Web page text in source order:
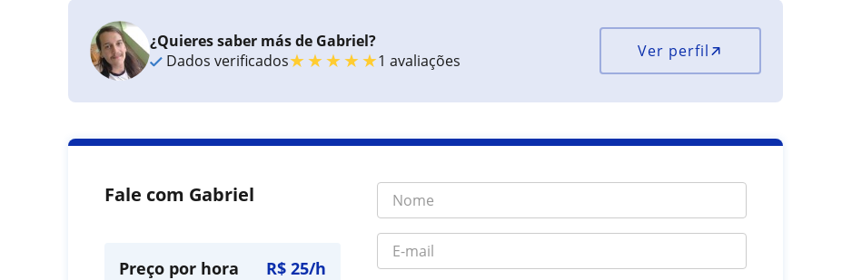
¿Quieres saber más de Gabriel?
Dados verificados★★★★★1 avaliações Ver perfil
Fale com Gabriel
Preço por hora R$ 25/h